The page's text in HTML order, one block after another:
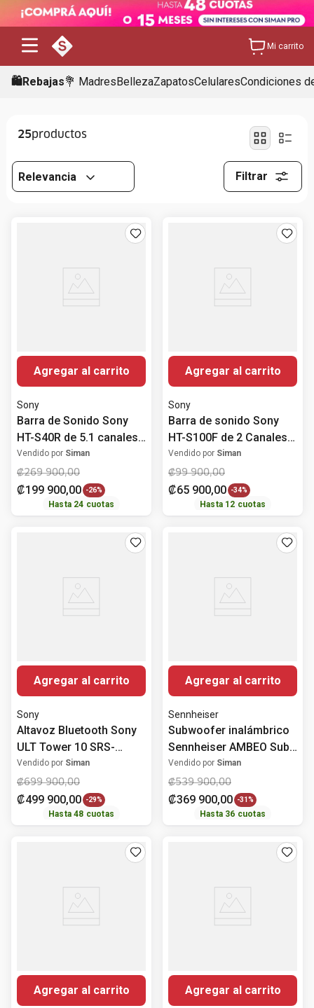
Mi carrito
🛍️Rebajas💐 MadresBellezaZapatosCelularesCondiciones
25
Relevancia Filtrar
Agregar al carrito
Sony
Barra de Sonido Sony
HT-S40R de 5.1 canales
con Bocinas Posteriores
Inalámbricas,
Subwoofer y Bluetooth
Vendido por Siman
₡269 900,00
₡199 900,00 -26%
Hasta 24 cuotas
Agregar al carrito
Sony
Barra de sonido Sony
HT-S100F de 2 Canales
con Bluetooth y HDMI
ARC
Vendido por Siman
₡99 900,00
₡65 900,00 -34%
Hasta 12 cuotas
Agregar al carrito
Sony
Altavoz Bluetooth Sony
ULT Tower 10 SRS-
ULT1000 Para Fiestas
Vendido por Siman
₡699 900,00
₡499 900,00 -29%
Hasta48 cuotas
Agregar al carrito
Sennheiser
Subwoofer inalámbrico
Sennheiser AMBEO Sub
de 8" y 350 W para
barras de sonido AMBEO
Vendido por Siman
₡539 900,00
₡369 900,00 -31%
Hasta 36 cuotas
Agregar al carrito Agregar al carrito